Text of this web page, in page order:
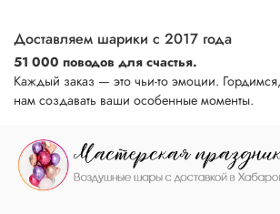
Доставляем шарики с 2017 года
51 000 поводов для счастья.
Каждый заказ — это чьи-то эмоции.
нам создавать ваши особенные моменты.